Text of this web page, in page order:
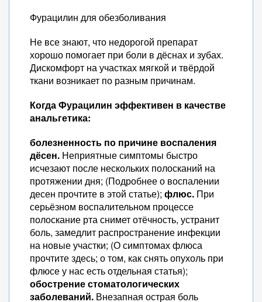
Фурацилин для обезболивания
Не все знают, что недорогой препарат
хорошо помогает при боли в дёснах и зубах.
Дискомфорт на участках мягкой и твёрдой
ткани возникает по разным причинам.
Когда Фурацилин эффективен в качестве
анальгетика:
болезненность по причине воспаления
дёсен. Неприятные симптомы быстро
исчезают после нескольких полосканий на
протяжении дня; (Подробнее о воспалении
десен прочтите в этой статье); флюс. При
серьёзном воспалительном процессе
полоскание рта снимет отёчность, устранит
боль, замедлит распространение инфекции
на новые участки; (О симптомах флюса
прочтите здесь; о том, как снять опухоль при
флюсе у нас есть отдельная статья);
обострение стоматологических
заболеваний. Внезапная острая боль